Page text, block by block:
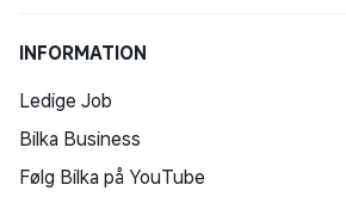
Se alle specifikationer apple.com/dk/
air/specs.
Officielt produktnavn
INFORMATION
Ledige Job
Bilka Business
Følg Bilka på YouTube